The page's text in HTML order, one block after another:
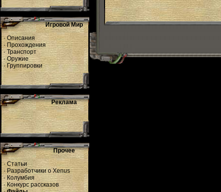
Игровой Мир
·Описания
·Прохождения
·Транспорт
·Оружие
·Группировки
Реклама
Прочее
·Статьи
·Разработчики о Xenus
·Колумбия
·Конкурс рассказов